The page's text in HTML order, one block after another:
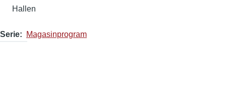
Hallen
Serie Magasinprogram